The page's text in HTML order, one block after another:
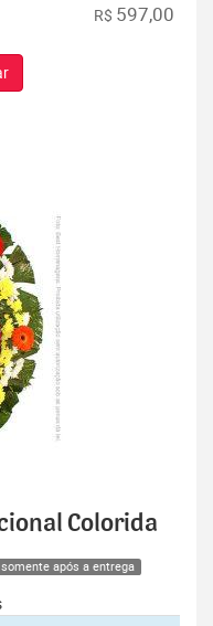
R$ 597,00
Colorida
somente após a entrega